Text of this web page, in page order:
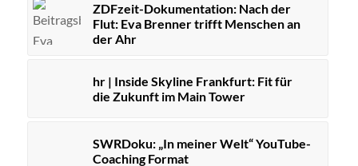
ZDFzeit-Dokumentation: Nach der
Flut: Eva Brenner trifft Menschen an
der Ahr
hr | Inside Skyline Frankfurt: Fit für
die Zukunft im Main Tower
SWRDoku: „In meiner Welt“ YouTube-
Coaching Format